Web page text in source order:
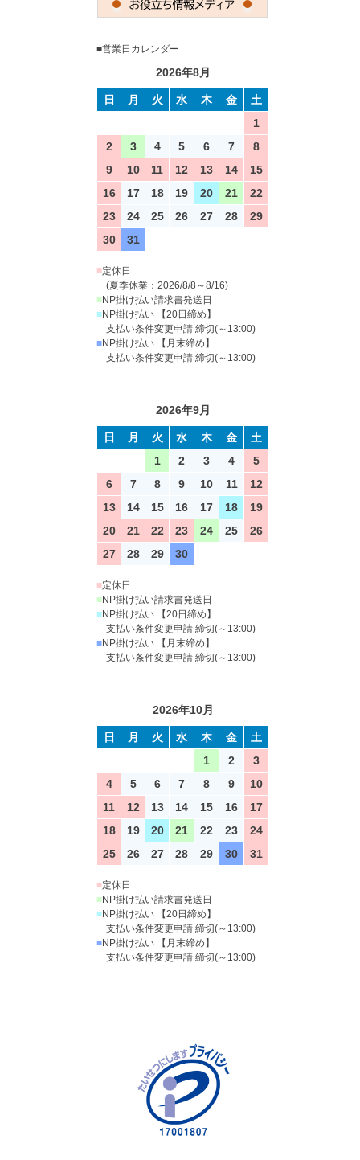
■営業日カレンダー
2026年8月
日 月 火 水 木 金
土
1
2
3 4 5 6 7
8
9
10 11 12 13 14
15
16
17 18 19 20 21
22
23
24 25 26 27 28
29
30
31
■定休日
(夏季休業：2026/8/8～8/16)
■NP掛け払い請求書発送日
■NP掛け払い 【20日締め】
支払い条件変更申請 締切(～13:00)
■NP掛け払い 【月末締め】
支払い条件変更申請 締切(～13:00)
2026年9月
日 月 火 水 木 金
土
1
2 3 4
5
6
7 8 9 10 11
12
13
14 15 16 17 18
19
20
21 22 23 24 25
26
27
28 29 30
■定休日
■NP掛け払い請求書発送日
■NP掛け払い 【20日締め】
支払い条件変更申請 締切(～13:00)
■NP掛け払い 【月末締め】
支払い条件変更申請 締切(～13:00)
2026年10月
日 月 火 水 木 金
土
1
2
3
4
5 6 7 8 9
10
11
12 13 14 15 16
17
18
19 20 21 22 23
24
25
26 27 28 29 30 31
■定休日
■NP掛け払い請求書発送日
■NP掛け払い 【20日締め】
支払い条件変更申請 締切(～13:00)
■NP掛け払い 【月末締め】
支払い条件変更申請 締切(～13:00)